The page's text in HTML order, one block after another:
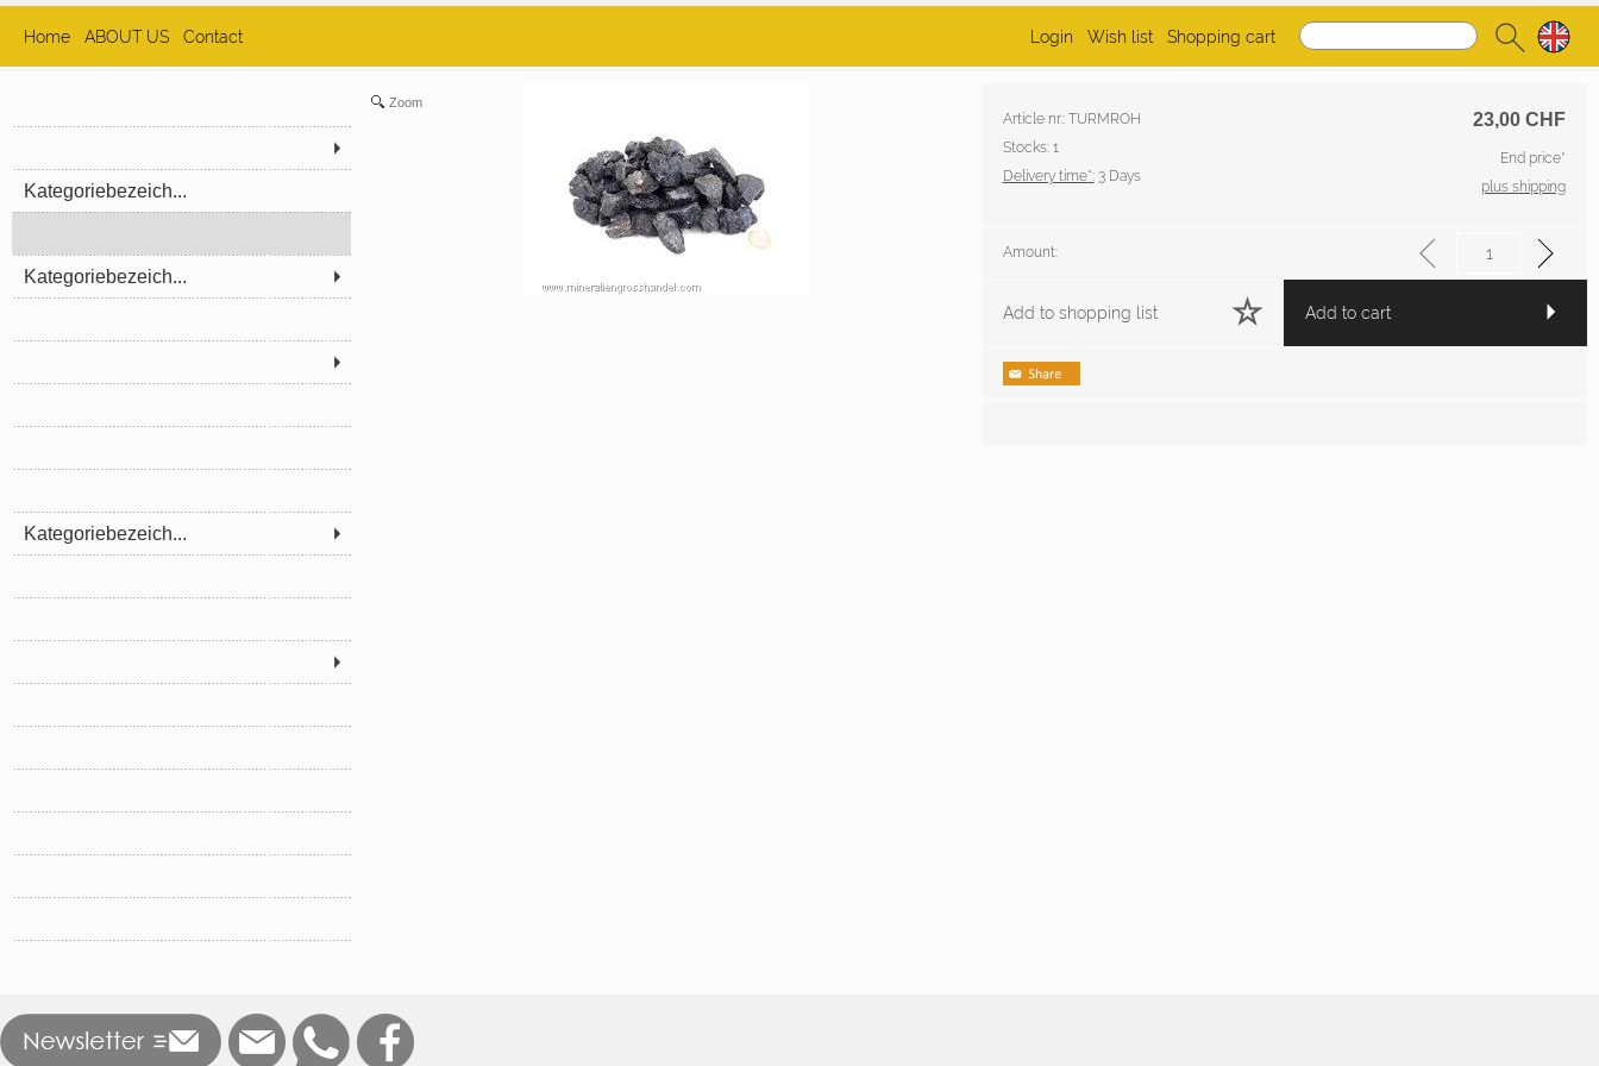
Home ABOUT US Contact Login Wish list Shopping cart
Kategoriebezeich...
Kategoriebezeich...
Kategoriebezeich...
Zoom
23,00 CHF
Article nr.: TURMROH
Stocks: 1
Delivery time*:3 Days
End price*
plus shipping
Amount:
Add to shopping list Add to cart